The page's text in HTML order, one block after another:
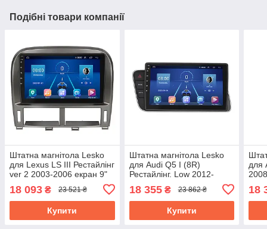
Подібні товари компанії
Штатна магнітола Lesko
для Lexus LS III Рестайлінг
ver 2 2003-2006 екран 9"
6/128Gb 4G Wi-Fi GPS Top
18 093 ₴ 23 521 ₴
Купити
Штатна магнітола Lesko
для Audi Q5 I (8R)
Рестайлінг. Low 2012-
2017г 9" 6/128Gb 4G Wi-Fi
GPS Top
18 355₴ 23 862 ₴
Купити
для
18